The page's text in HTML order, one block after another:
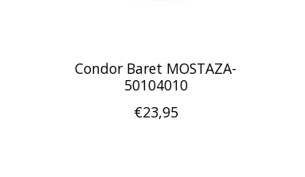
Condor Baret MOSTAZA-
50104010
€23,95